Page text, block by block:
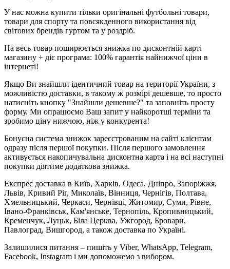
У нас можна купити тільки оригінальні футбольні товари,
товари для спорту та повсякденного використання від
світових брендів гуртом та у роздріб.
На весь товар поширюється знижка по дисконтній карті
магазину + діє програма: 100% гарантія найнижчої ціни в
інтернеті!
Якщо Ви знайшли ідентичний товар на території України, з
можливістю доставки, в такому ж розмірі дешевше, то просто
натисніть кнопку "Знайшли дешевше?" та заповніть просту
форму. Ми опрацюємо Ваш запит у найкоротші терміни та
зробимо ціну нижчою, ніж у конкурента!
Бонусна система знижок зареєстрованим на сайті клієнтам
одразу після першої покупки. Після першого замовлення
активується накопичувальна дисконтна карта і на всі наступні
покупки діятиме додаткова знижка.
Експрес доставка в Київ, Харків, Одеса, Дніпро, Запоріжжя,
Львів, Кривий Ріг, Миколаїв, Вінниця, Чернігів, Полтава,
Хмельницький, Черкаси, Чернівці, Житомир, Суми, Рівне,
Івано-Франківськ, Кам'янське, Тернопіль, Кропивницький,
Кременчук, Луцьк, Біла Церква, Ужгород, Бровари,
Павлоград, Вишгород, а також доставка по Україні.
Залишилися питання – пишіть у Viber, WhatsApp, Telegram,
Facebook, Instagram і ми допоможемо з вибором.